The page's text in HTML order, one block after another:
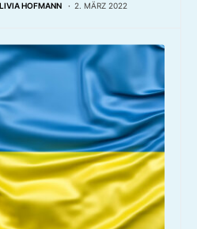
LIVIA HOFMANN 2. MÄRZ 2022